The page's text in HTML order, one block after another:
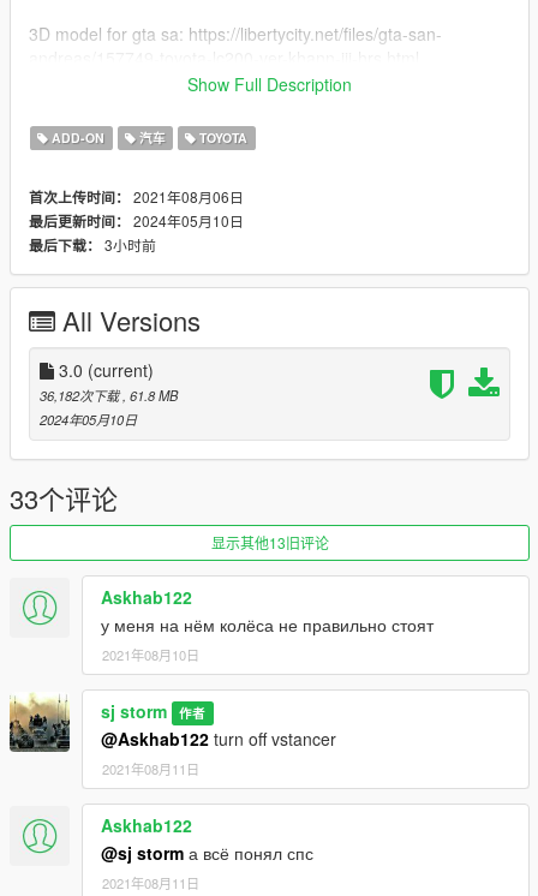
3D model for gta sa: https://libertycity.net/files/gta-san-
Special Thanks to MOmen for Handling And Chanwoo for pics
features:
HQ Body and interior
All lights worked [extra light]
break glass
Extra part
dash lights working
player sits in the car properly
Working gauges
Realistic mirror
----------------------------------------------------------------------
Installation:
Go to: GTAV\mods\update\update.rpf\common\data
Extract dlclist.xml and add this line:
dlcpacks:\sjtoyota\
Go to: GTAV\mods\update\x64\dlcpacks
and make a folder called sjtoyota
Show Full Description
ADD-ON 汽车 TOYOTA
首次上传时间： 2021年08月06日
最后更新时间： 2024年05月10日
最后下载： 3小时前
All Versions
3.0 (current)
36,182次下载 , 61.8 MB
2024年05月10日
33个评论
显示其他13旧评论
Askhab122
у меня на нём колёса не правильно стоят
2021年08月10日
sj storm 作者
@Askhab122 turn off vstancer
2021年08月11日
Askhab122
@sj storm а всё понял спс
2021年08月11日